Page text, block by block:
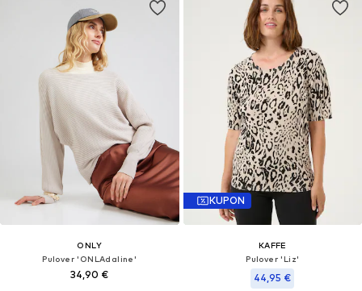
ONLY
Pulover 'ONLAdaline'
34,90 €
KUPON
KAFFE
Pulover 'Liz'
44,95 €